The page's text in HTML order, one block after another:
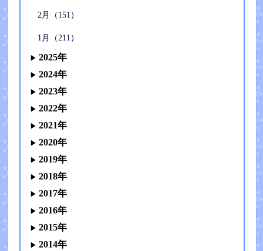
2月（151）
1月（211）
2025年
2024年
2023年
2022年
2021年
2020年
2019年
2018年
2017年
2016年
2015年
2014年